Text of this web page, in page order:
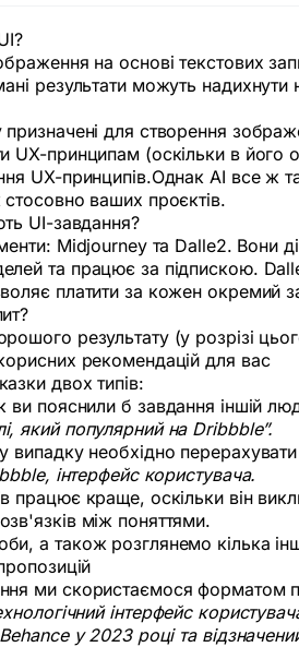
на основі текстових
результати можуть
призначені для створення
UX-принципам (оскільки в
UX-принципів.Однак AI все ж
ваших проєктів.
UI-завдання?
Midjourney та Dalle2.
та працює за підпискою.
платити за кожен окремий
результату (у розрізі
рекомендацій для вас
двох типів:
ви пояснили б завдання іншій
який популярний на Dribbble”.
випадку необхідно
інтерфейс користувача.
працює краще, оскільки він
між поняттями.
а також розглянемо кілька
ми скористаємося форматом
інтерфейс
у 2023 році та